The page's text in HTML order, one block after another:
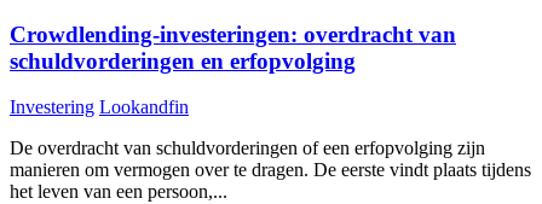
Crowdlending-investeringen: overdracht van
schuldvorderingen en erfopvolging
Investering Lookandfin
De overdracht van schuldvorderingen of een erfopvolging zijn
manieren om vermogen over te dragen. De eerste vindt plaats tijdens
het leven van een persoon,...